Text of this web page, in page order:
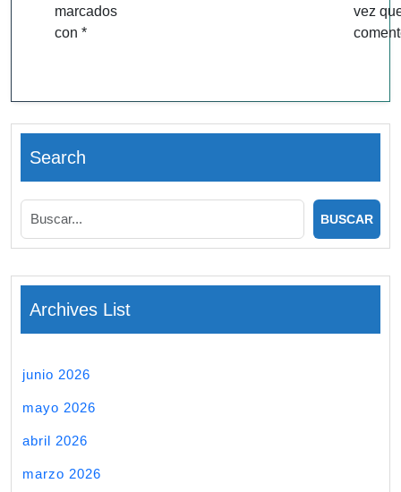
marcados
con *
vez
Search
Archives List
junio 2026
mayo 2026
abril 2026
marzo 2026